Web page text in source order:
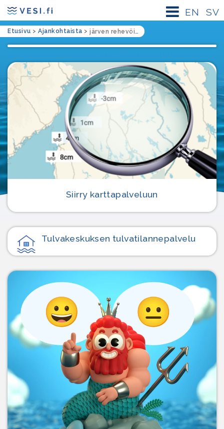
SV
EN
Etusivu > Ajankohtaista > järven rehevöityminen
Siirry karttapalveluun
Tulvakeskuksen tulvatilanne­palvelu